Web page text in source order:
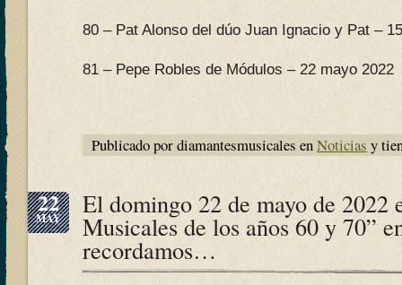
80 – Pat Alonso del dúo Juan Ignacio y Pat –
81 – Pepe Robles de Módulos – 22 mayo 2022
Publicado por diamantesmusicales enNoticias y
22
MAY El domingo 22 de mayo de 2022
Musicales de los años 60 y 70”
recordamos…